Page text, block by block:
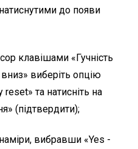
до появи
клавішами «Гучність
вниз» виберіть опцію
та натисніть на
(підтвердити);
вибравши «Yes -